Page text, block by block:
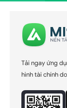
Tải ngay ứng
hình tài chính